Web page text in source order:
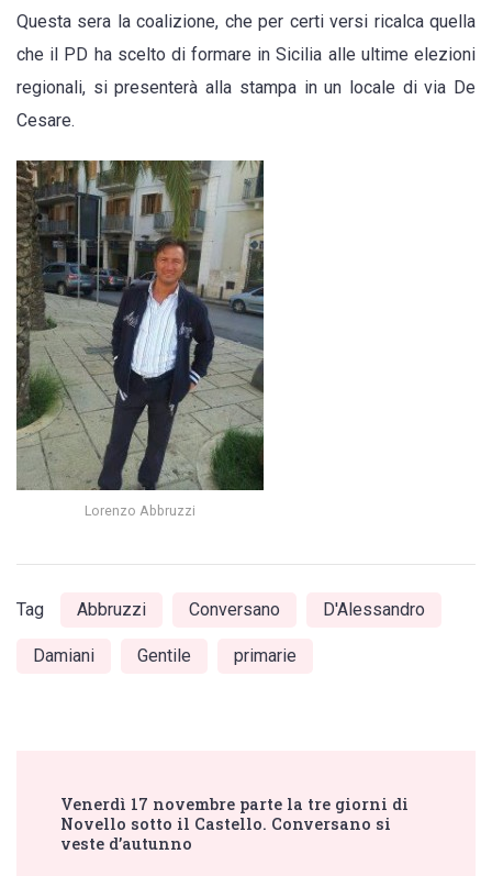
Questa sera la coalizione, che per certi versi ricalca quella
che il PD ha scelto di formare in Sicilia alle ultime elezioni
regionali, si presenterà alla stampa in un locale di via De
Cesare.
Lorenzo Abbruzzi
Tag Abbruzzi Conversano D'Alessandro
Damiani Gentile primarie
Navigation
Venerdì 17 novembre parte la tre giorni di
Novello sotto il Castello. Conversano si
veste d’autunno